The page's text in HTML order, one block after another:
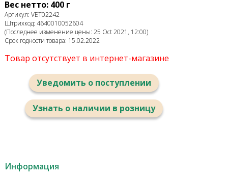
Вес нетто: 400 г
Артикул: VET02242
Штрихкод: 4640010052604
(Последнее изменение цены: 25 Oct 2021, 12:00)
Срок годности товара: 15.02.2022
Товар отсутствует в интернет-магазине
Уведомить о поступлении
Узнать о наличии в розницу
Информация